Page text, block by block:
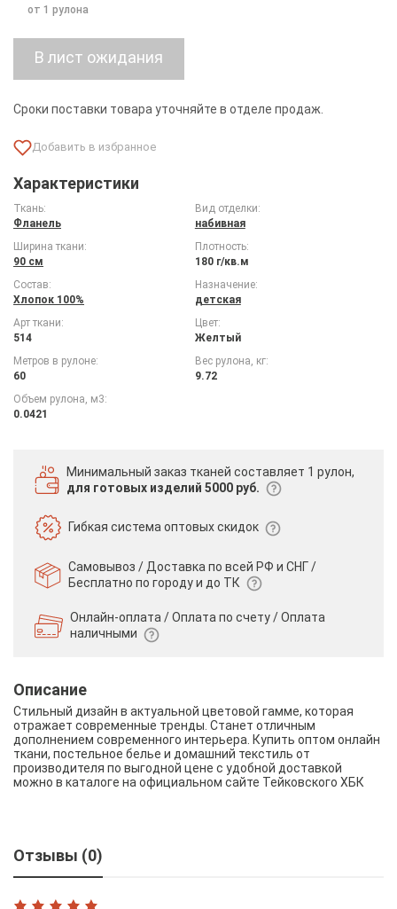
от 1 рулона
Сроки поставки товара уточняйте в отделе продаж.
Характеристики
Ткань:
Фланель
Вид отделки:
набивная
Ширина ткани:
90 см
Плотность:
180 г/кв.м
Состав:
Хлопок 100%
Назначение:
детская
Арт ткани:
514
Цвет:
Желтый
Метров в рулоне:
60
Вес рулона, кг:
9.72
Объем рулона, м3:
0.0421
Минимальный заказ тканей составляет 1 рулон,
для готовых изделий 5000 руб.
Гибкая системаоптовых скидок
Самовывоз / Доставка по всей РФ и СНГ /
Бесплатно по городу и до ТК
Онлайн-оплата / Оплата по счету /Оплата
наличными
Описание
Стильный дизайн в актуальной цветовой гамме, которая
отражает современные тренды. Станет отличным
дополнением современного интерьера. Купить оптом онлайн
ткани, постельное белье и домашний текстиль от
производителя по выгодной цене с удобной доставкой
можно в каталоге на официальном сайте Тейковского ХБК
Отзывы (0)